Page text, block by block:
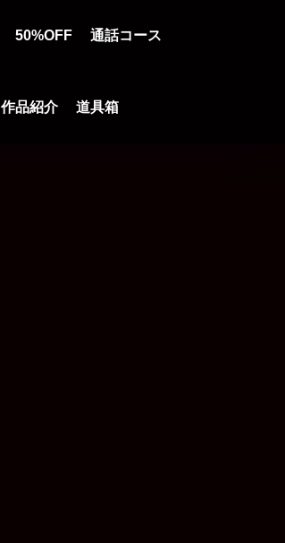
50%OFF 通話コース
作品紹介 道具箱